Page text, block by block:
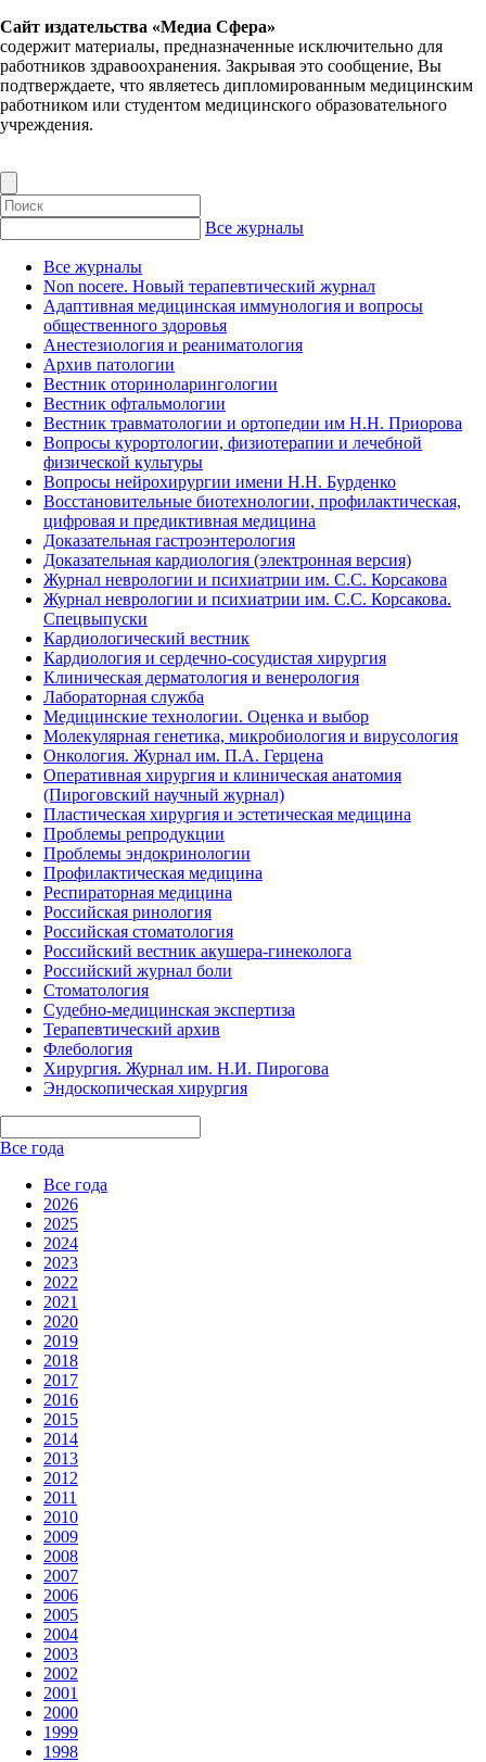
Сайт издательства «Медиа Сфера»
содержит материалы, предназначенные исключительно для
работников здравоохранения. Закрывая это сообщение, Вы
подтверждаете, что являетесь дипломированным медицинским
работником или студентом медицинского образовательного
учреждения.
Все журналы
Все журналы
Non nocere. Новый терапевтический журнал
Адаптивная медицинская иммунология и вопросы
общественного здоровья
Анестезиология и реаниматология
Архив патологии
Вестник оториноларингологии
Вестник офтальмологии
Вестник травматологии и ортопедии им Н.Н. Приорова
Вопросы курортологии, физиотерапии и лечебной
физической культуры
Вопросы нейрохирургии имени Н.Н. Бурденко
Восстановительные биотехнологии, профилактическая,
цифровая и предиктивная медицина
Доказательная гастроэнтерология
Доказательная кардиология (электронная версия)
Журнал неврологии и психиатрии им. С.С. Корсакова
Журнал неврологии и психиатрии им. С.С. Корсакова.
Спецвыпуски
Кардиологический вестник
Кардиология и сердечно-сосудистая хирургия
Клиническая дерматология и венерология
Лабораторная служба
Медицинские технологии. Оценка и выбор
Молекулярная генетика, микробиология и вирусология
Онкология. Журнал им. П.А. Герцена
Оперативная хирургия и клиническая анатомия
(Пироговский научный журнал)
Пластическая хирургия и эстетическая медицина
Проблемы репродукции
Проблемы эндокринологии
Профилактическая медицина
Респираторная медицина
Российская ринология
Российская стоматология
Российский вестник акушера-гинеколога
Российский журнал боли
Стоматология
Судебно-медицинская экспертиза
Терапевтический архив
Флебология
Хирургия. Журнал им. Н.И. Пирогова
Эндоскопическая хирургия
Все года
Все года
2026
2025
2024
2023
2022
2021
2020
2019
2018
2017
2016
2015
2014
2013
2012
2011
2010
2009
2008
2007
2006
2005
2004
2003
2002
2001
2000
1999
1998